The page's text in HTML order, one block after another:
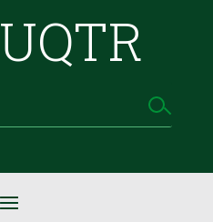
UQTR